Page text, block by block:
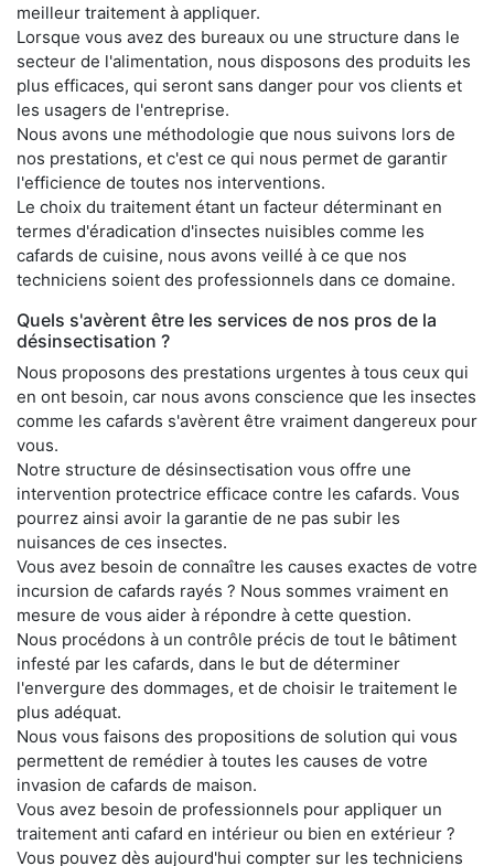
meilleur traitement à appliquer.
Lorsque vous avez des bureaux ou une structure dans le
secteur de l'alimentation, nous disposons des produits les
plus efficaces, qui seront sans danger pour vos clients et
les usagers de l'entreprise.
Nous avons une méthodologie que nous suivons lors de
nos prestations, et c'est ce qui nous permet de garantir
l'efficience de toutes nos interventions.
Le choix du traitement étant un facteur déterminant en
termes d'éradication d'insectes nuisibles comme les
cafards de cuisine, nous avons veillé à ce que nos
techniciens soient des professionnels dans ce domaine.
Quels s'avèrent être les services de nos pros de la
désinsectisation ?
Nous proposons des prestations urgentes à tous ceux qui
en ont besoin, car nous avons conscience que les insectes
comme les cafards s'avèrent être vraiment dangereux pour
vous.
Notre structure de désinsectisation vous offre une
intervention protectrice efficace contre les cafards. Vous
pourrez ainsi avoir la garantie de ne pas subir les
nuisances de ces insectes.
Vous avez besoin de connaître les causes exactes de votre
incursion de cafards rayés ? Nous sommes vraiment en
mesure de vous aider à répondre à cette question.
Nous procédons à un contrôle précis de tout le bâtiment
infesté par les cafards, dans le but de déterminer
l'envergure des dommages, et de choisir le traitement le
plus adéquat.
Nous vous faisons des propositions de solution qui vous
permettent de remédier à toutes les causes de votre
invasion de cafards de maison.
Vous avez besoin de professionnels pour appliquer un
traitement anti cafard en intérieur ou bien en extérieur ?
Vous pouvez dès aujourd'hui compter sur les techniciens